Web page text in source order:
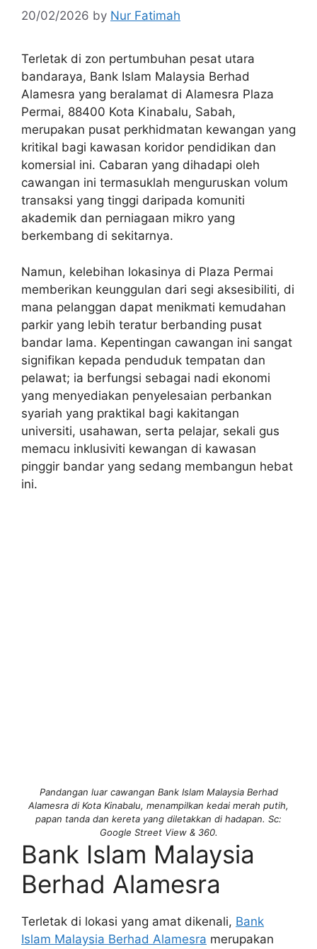
20/02/2026 by Nur Fatimah
Terletak di zon pertumbuhan pesat utara
bandaraya, Bank Islam Malaysia Berhad
Alamesra yang beralamat di Alamesra Plaza
Permai, 88400 Kota Kinabalu, Sabah,
merupakan pusat perkhidmatan kewangan yang
kritikal bagi kawasan koridor pendidikan dan
komersial ini. Cabaran yang dihadapi oleh
cawangan ini termasuklah menguruskan volum
transaksi yang tinggi daripada komuniti
akademik dan perniagaan mikro yang
berkembang di sekitarnya.
Namun, kelebihan lokasinya di Plaza Permai
memberikan keunggulan dari segi aksesibiliti, di
mana pelanggan dapat menikmati kemudahan
parkir yang lebih teratur berbanding pusat
bandar lama. Kepentingan cawangan ini sangat
signifikan kepada penduduk tempatan dan
pelawat; ia berfungsi sebagai nadi ekonomi
yang menyediakan penyelesaian perbankan
syariah yang praktikal bagi kakitangan
universiti, usahawan, serta pelajar, sekali gus
memacu inklusiviti kewangan di kawasan
pinggir bandar yang sedang membangun hebat
ini.
Pandangan luar cawangan Bank Islam Malaysia Berhad
Alamesra di Kota Kinabalu, menampilkan kedai merah putih,
papan tanda dan kereta yang diletakkan di hadapan. Sc:
Google Street View & 360.
Bank Islam Malaysia
Berhad Alamesra
Terletak di lokasi yang amat dikenali, Bank
Islam Malaysia Berhad Alamesra merupakan